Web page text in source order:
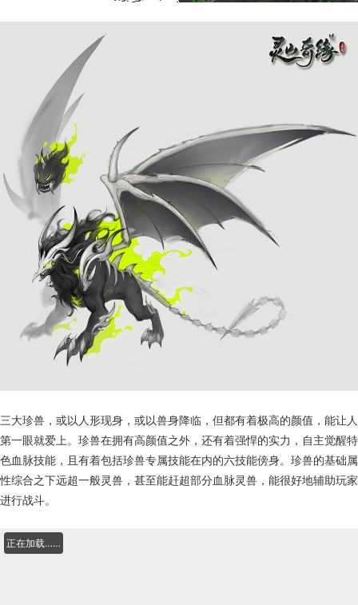
三大珍兽，或以人形现身，或以兽身降临，但都有着极高的颜值，能让人
第一眼就爱上。珍兽在拥有高颜值之外，还有着强悍的实力，自主觉醒特
色血脉技能，且有着包括珍兽专属技能在内的六技能傍身。珍兽的基础属
性综合之下远超一般灵兽，甚至能赶超部分血脉灵兽，能很好地辅助玩家
进行战斗。